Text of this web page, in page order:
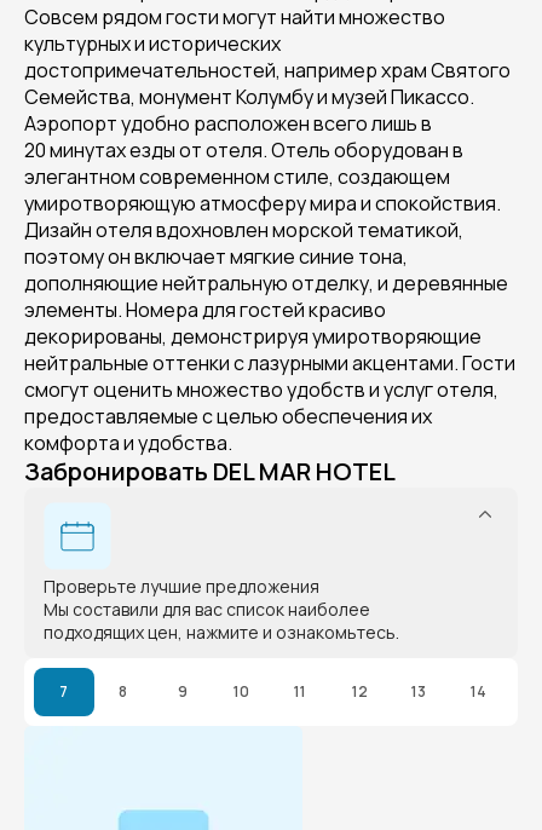
Совсем рядом гости могут найти множество
культурных и исторических
достопримечательностей, например храм Святого
Семейства, монумент Колумбу и музей Пикассо.
Аэропорт удобно расположен всего лишь в
20 минутах езды от отеля. Отель оборудован в
элегантном современном стиле, создающем
умиротворяющую атмосферу мира и спокойствия.
Дизайн отеля вдохновлен морской тематикой,
поэтому он включает мягкие синие тона,
дополняющие нейтральную отделку, и деревянные
элементы. Номера для гостей красиво
декорированы, демонстрируя умиротворяющие
нейтральные оттенки с лазурными акцентами. Гости
смогут оценить множество удобств и услуг отеля,
предоставляемые с целью обеспечения их
комфорта и удобства.
Забронировать DEL MAR HOTEL
Проверьте лучшие предложения
Мы составили для вас список наиболее
подходящих цен, нажмите и ознакомьтесь.
7 8 9 10 11 12 13 14